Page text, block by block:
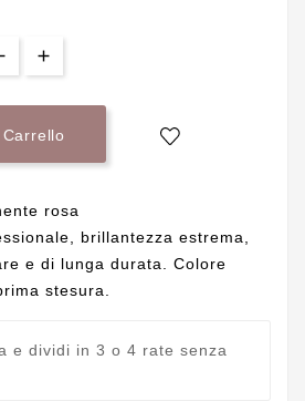
rosa
brillantezza estrema,
e di lunga durata. Colore
stesura.
e dividi in 3 o 4 rate senza